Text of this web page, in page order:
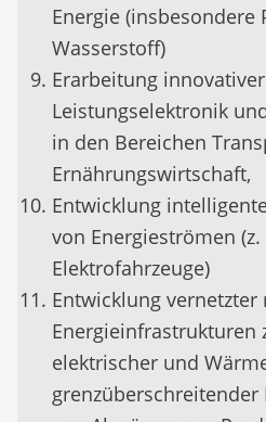
Energie (insbesondere
Wasserstoff)
Erarbeitung
Leistungselektronik
in den Bereichen
Ernährungswirtschaft,
Entwicklung
von Energieströmen
Elektrofahrzeuge)
Entwicklung vernetzter
Energieinfrastrukturen
elektrischer und